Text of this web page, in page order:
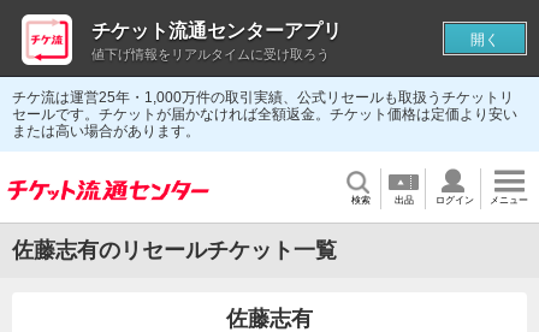
チケ流は運営25年・1,000万件の取引実績、公式リセールも取扱うチケットリ
セールです。チケットが届かなければ全額返金。チケット価格は定価より安い
または高い場合があります。
検索 出品 ログイン メニュー
佐藤志有のリセールチケット一覧
佐藤志有
チケット流通センターアプリ
値下げ情報をリアルタイムに受け取ろう
開く